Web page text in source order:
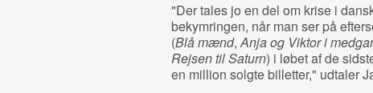
"Der tales jo en del om krise i
bekymringen, når man ser på
(Blå mænd,Anja og Viktor i
Rejsen til Saturn) i løbet af de
en million solgte billetter," udtaler